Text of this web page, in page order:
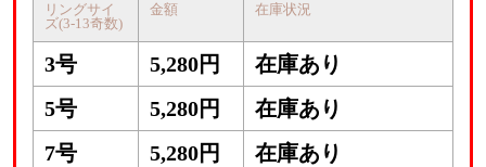
リングサイ
ズ(3-13奇数)
金額 在庫状況
3号 5,280円
在庫あり
5号
5,280円
在庫あり
7号
5,280円
在庫あり